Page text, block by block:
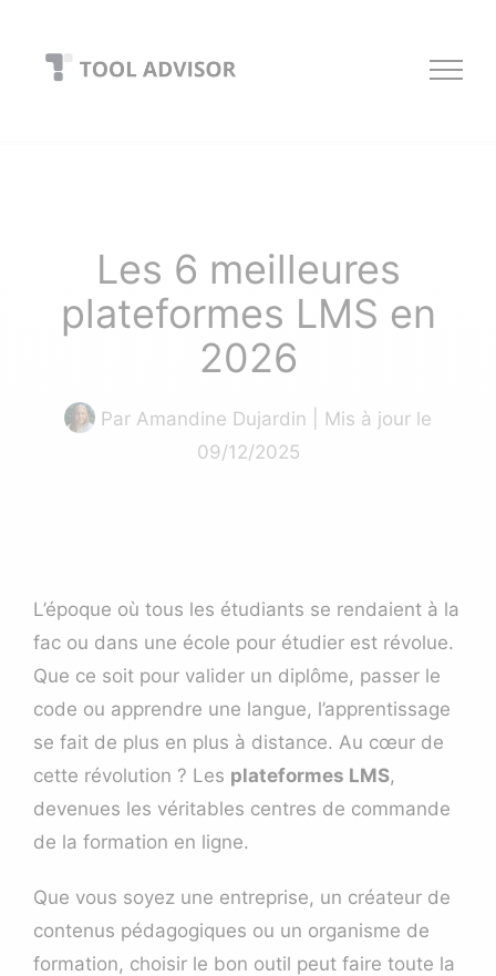
content
Les 6 meilleures
plateformes LMS en
2026
Par Amandine Dujardin | Mis à jour le
09/12/2025
L’époque où tous les étudiants se rendaient à la
fac ou dans une école pour étudier est révolue.
Que ce soit pour valider un diplôme, passer le
code ou apprendre une langue, l’apprentissage
se fait de plus en plus à distance. Au cœur de
cette révolution ? Les plateformes LMS,
devenues les véritables centres de commande
de la formation en ligne.
Que vous soyez une entreprise, un créateur de
contenus pédagogiques ou un organisme de
formation, choisir le bon outil peut faire toute la